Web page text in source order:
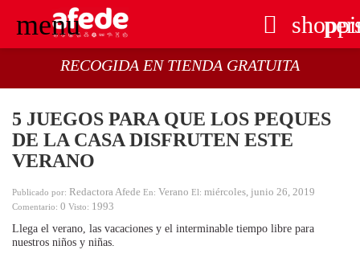
menu 
RECOGIDA EN TIENDA GRATUITA
5 JUEGOS PARA QUE LOS PEQUES
DE LA CASA DISFRUTEN ESTE
VERANO
Publicado por: Redactora Afede En: Verano El: miércoles, junio 26, 2019
Comentario: 0 Visto: 1993
Llega el verano, las vacaciones y el interminable tiempo libre para
nuestros niños y niñas.